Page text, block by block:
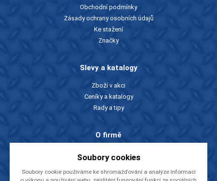
Obchodní podmínky
Zásady ochrany osobních údajů
Ke stažení
Značky
Slevy a katalogy
Zboží v akci
Ceníky a katalogy
Rady a tipy
O firmě
Kontakty
Videa
Soubory cookies
Soubory cookie používáme ke shromažďování a analýze informací